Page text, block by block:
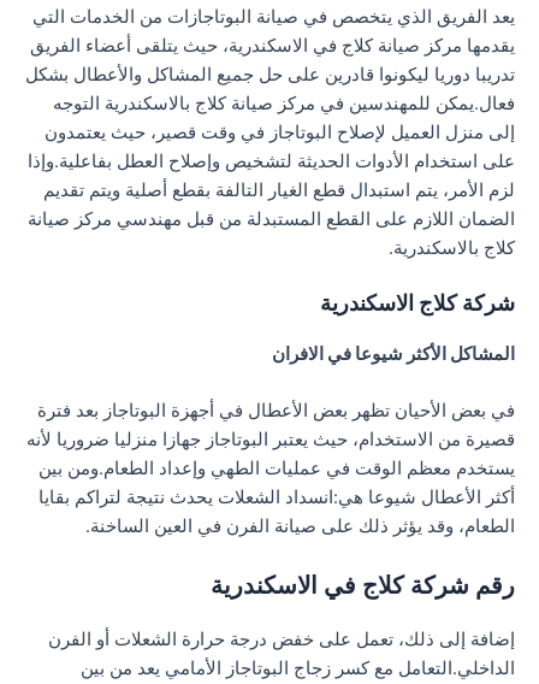
يعد الفريق الذي يتخصص في صيانة البوتاجازات من الخدمات التي
يقدمها مركز صيانة كلاج في الاسكندرية، حيث يتلقى أعضاء الفريق
تدريبا دوريا ليكونوا قادرين على حل جميع المشاكل والأعطال بشكل
فعال.يمكن للمهندسين في مركز صيانة كلاج بالاسكندرية التوجه
إلى منزل العميل لإصلاح البوتاجاز في وقت قصير، حيث يعتمدون
على استخدام الأدوات الحديثة لتشخيص وإصلاح العطل بفاعلية.وإذا
لزم الأمر، يتم استبدال قطع الغيار التالفة بقطع أصلية ويتم تقديم
الضمان اللازم على القطع المستبدلة من قبل مهندسي مركز صيانة
كلاج بالاسكندرية.
شركة كلاج الاسكندرية
المشاكل الأكثر شيوعا في الافران
في بعض الأحيان تظهر بعض الأعطال في أجهزة البوتاجاز بعد فترة
قصيرة من الاستخدام، حيث يعتبر البوتاجاز جهازا منزليا ضروريا لأنه
يستخدم معظم الوقت في عمليات الطهي وإعداد الطعام.ومن بين
أكثر الأعطال شيوعا هي:انسداد الشعلات يحدث نتيجة لتراكم بقايا
الطعام، وقد يؤثر ذلك على صيانة الفرن في العين الساخنة.
رقم شركة كلاج في الاسكندرية
إضافة إلى ذلك، تعمل على خفض درجة حرارة الشعلات أو الفرن
الداخلي.التعامل مع كسر زجاج البوتاجاز الأمامي يعد من بين